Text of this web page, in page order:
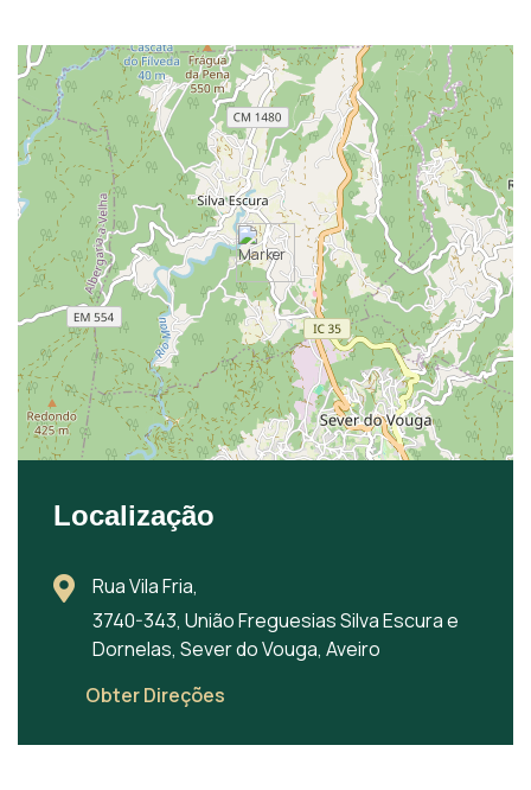
Localização
Rua Vila Fria,
3740-343, União Freguesias Silva Escura e
Dornelas, Sever do Vouga, Aveiro
Obter Direções